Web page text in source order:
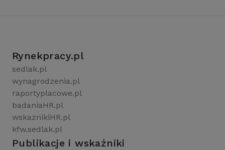
Rynekpracy.pl
sedlak.pl
wynagrodzenia.pl
raportyplacowe.pl
badaniaHR.pl
wskaznikiHR.pl
kfw.sedlak.pl
Publikacje i wskaźniki